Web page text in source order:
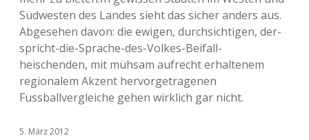
Südwesten des Landes sieht das sicher anders aus.
Abgesehen davon: die ewigen, durchsichtigen, der-
spricht-die-Sprache-des-Volkes-Beifall-
heischenden, mit mühsam aufrecht erhaltenem
regionalem Akzent hervorgetragenen
Fussballvergleiche gehen wirklich gar nicht.
5. März 2012